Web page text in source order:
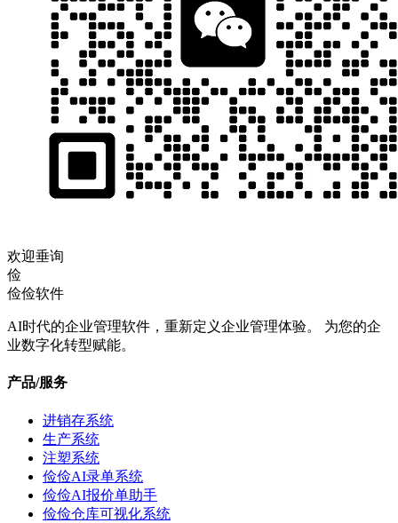
欢迎垂询
俭
俭俭软件
AI时代的企业管理软件，重新定义企业管理体验。 为您的企
业数字化转型赋能。
产品/服务
进销存系统
生产系统
注塑系统
俭俭AI录单系统
俭俭AI报价单助手
俭俭仓库可视化系统